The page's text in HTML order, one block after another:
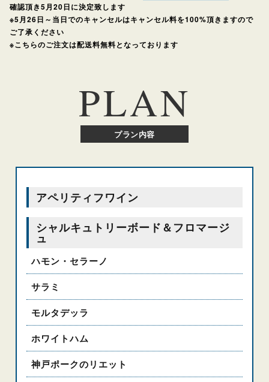
確認頂き5月20日に決定致します
※5月26日～当日でのキャンセルはキャンセル料を100%頂きますので
ご了承ください
※こちらのご注文は配送料無料となっております
PLAN
プラン内容
アペリティフワイン
シャルキュトリーボード＆フロマージ
ュ
ハモン・セラーノ
サラミ
モルタデッラ
ホワイトハム
神戸ポークのリエット